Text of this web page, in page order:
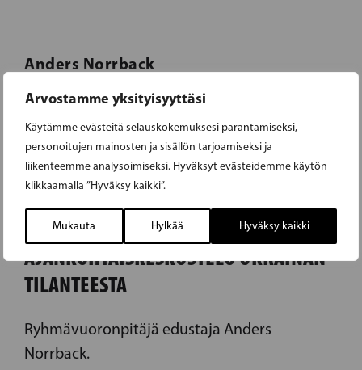
Arvostamme yksityisyyttäsi
Käytämme evästeitä selauskokemuksesi parantamiseksi,
personoitujen mainosten ja sisällön tarjoamiseksi ja
liikenteemme analysoimiseksi. Hyväksyt evästeidemme käytön
klikkaamalla ”Hyväksy kaikki”.
Mukauta Hylkää Hyväksy kaikki
Anders Norrback
21.02.2024
AJANKOHTAISKESKUSTELU UKRAINAN
TILANTEESTA
Ryhmävuoronpitäjä edustaja Anders
Norrback.